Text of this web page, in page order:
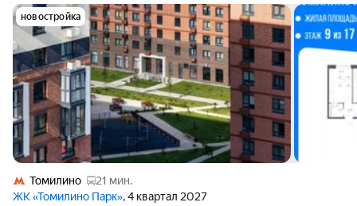
новостройка
Томилино
21 мин.
ЖК «Томилино Парк», 4 квартал 2027